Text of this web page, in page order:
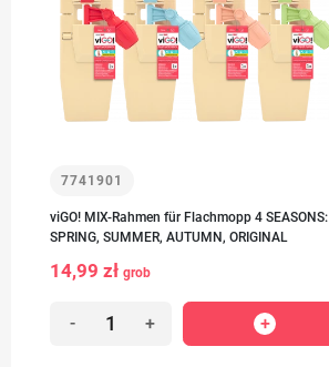
7741901
viGO! MIX-Rahmen für Flachmopp 4 SEASONS:
SPRING, SUMMER, AUTUMN, ORIGINAL
14,99 zł grob
- +